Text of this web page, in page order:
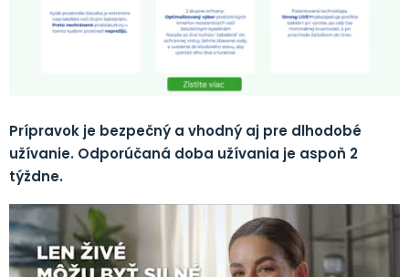
Prípravok je bezpečný a vhodný aj pre dlhodobé
užívanie. Odporúčaná doba užívania je aspoň 2
týždne.